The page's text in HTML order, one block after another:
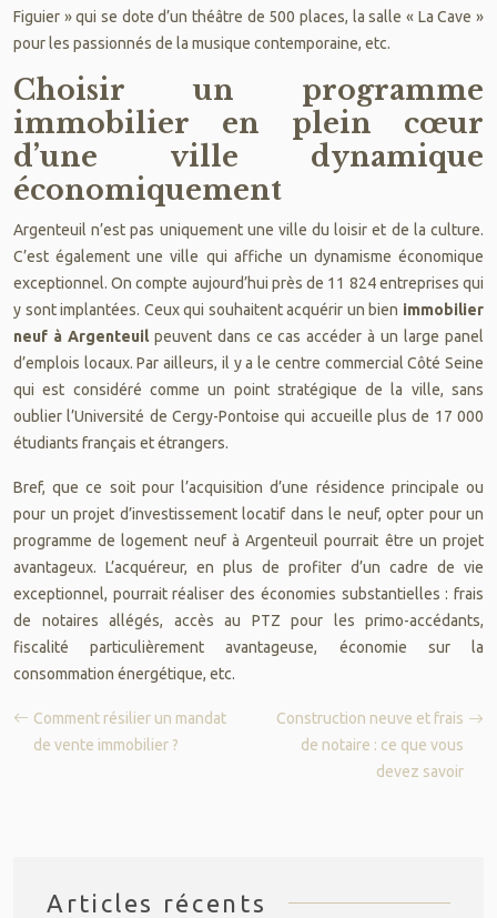
Figuier » qui se dote d’un théâtre de 500 places, la salle « La Cave »
pour les passionnés de la musique contemporaine, etc.
Choisir un programme
immobilier en plein cœur
d’une ville dynamique
économiquement
Argenteuil n’est pas uniquement une ville du loisir et de la culture.
C’est également une ville qui affiche un dynamisme économique
exceptionnel. On compte aujourd’hui près de 11 824 entreprises qui
y sont implantées. Ceux qui souhaitent acquérir un bien immobilier
neuf à Argenteuil peuvent dans ce cas accéder à un large panel
d’emplois locaux. Par ailleurs, il y a le centre commercial Côté Seine
qui est considéré comme un point stratégique de la ville, sans
oublier l’Université de Cergy-Pontoise qui accueille plus de 17 000
étudiants français et étrangers.
Bref, que ce soit pour l’acquisition d’une résidence principale ou
pour un projet d’investissement locatif dans le neuf, opter pour un
programme de logement neuf à Argenteuil pourrait être un projet
avantageux. L’acquéreur, en plus de profiter d’un cadre de vie
exceptionnel, pourrait réaliser des économies substantielles : frais
de notaires allégés, accès au PTZ pour les primo-accédants,
fiscalité particulièrement avantageuse, économie sur la
consommation énergétique, etc.
Comment résilier un mandat
de vente immobilier ?
Construction neuve et frais
de notaire : ce que vous
devez savoir
Articles récents